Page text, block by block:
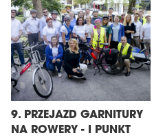
9. PRZEJAZD GARNITURY
NA ROWERY - I PUNKT